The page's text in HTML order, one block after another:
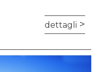
dettagli